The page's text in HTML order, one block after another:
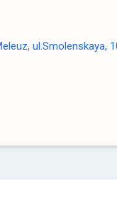
ul.Smolenskaya,